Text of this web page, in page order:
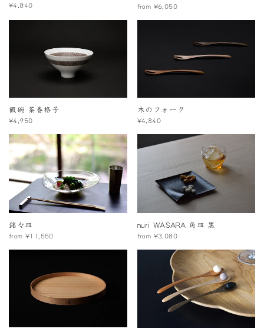
¥4,840 from ¥6,050
飯碗 茶巻格子
¥4,950
木のフォーク
¥4,840
銘々皿
from ¥11,550
nuri WASARA 角皿 黒
from ¥3,080